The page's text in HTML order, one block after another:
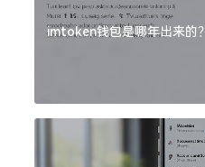
imtoken钱包是哪年出来的